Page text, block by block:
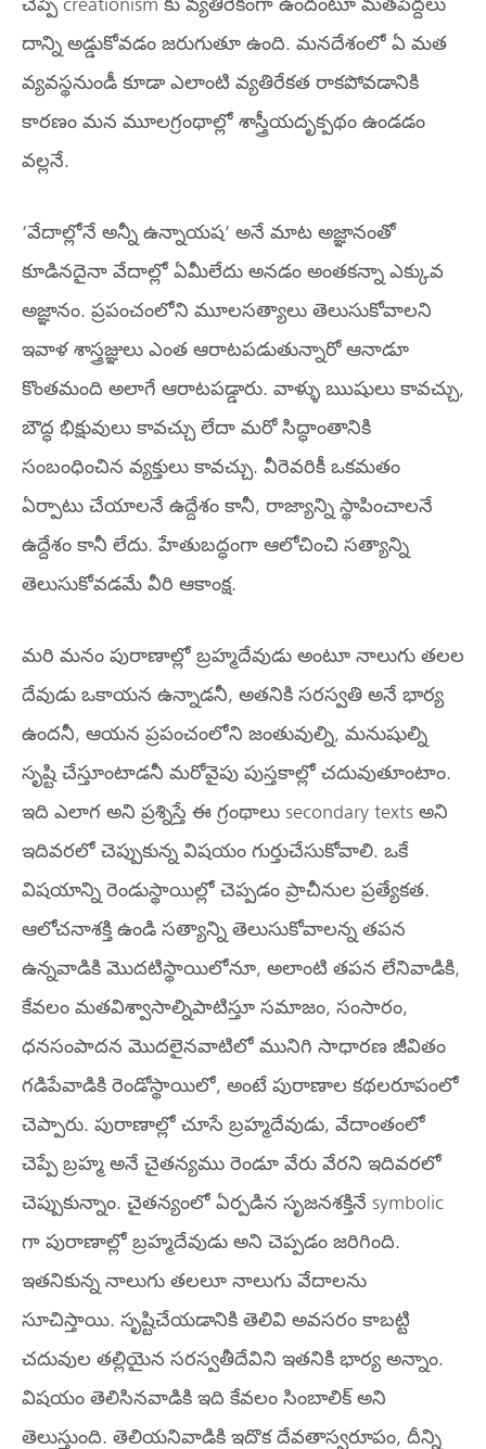
దాన్ని అడ్డుకోవడం జరుగుతూ ఉంది. మనదేశంలో ఏ మత
వ్యవస్థనుండీ కూడా ఎలాంటి వ్యతిరేకత రాకపోవడానికి
కారణం మన మూలగ్రంథాల్లో శాస్త్రీయదృక్పథం ఉండడం
వల్లనే.
‘వేదాల్లోనే అన్నీ ఉన్నాయష’ అనే మాట అజ్ఞానంతో
కూడినదైనా వేదాల్లో ఏమీలేదు అనడం అంతకన్నా ఎక్కువ
అజ్ఞానం. ప్రపంచంలోని మూలసత్యాలు తెలుసుకోవాలని
ఇవాళ శాస్త్రజ్ఞులు ఎంత ఆరాటపడుతున్నారో ఆనాడూ
కొంతమంది అలాగే ఆరాటపడ్డారు. వాళ్ళు ఋషులు కావచ్చు,
బౌద్ధ భిక్షువులు కావచ్చు లేదా మరో సిద్ధాంతానికి
సంబంధించిన వ్యక్తులు కావచ్చు. వీరెవరికీ ఒకమతం
ఏర్పాటు చేయాలనే ఉద్దేశం కానీ, రాజ్యాన్ని స్థాపించాలనే
ఉద్దేశం కానీ లేదు. హేతుబద్ధంగా ఆలోచించి సత్యాన్ని
తెలుసుకోవడమే వీరి ఆకాంక్ష.
మరి మనం పురాణాల్లో బ్రహ్మదేవుడు అంటూ నాలుగు తలల
దేవుడు ఒకాయన ఉన్నాడనీ, అతనికి సరస్వతి అనే భార్య
ఉందనీ, ఆయన ప్రపంచంలోని జంతువుల్ని, మనుషుల్ని
సృష్టి చేస్తూంటాడనీ మరోవైపు పుస్తకాల్లో చదువుతూంటాం.
ఇది ఎలాగ అని ప్రశ్నిస్తే ఈ గ్రంథాలు secondary texts అని
ఇదివరలో చెప్పుకున్న విషయం గుర్తుచేసుకోవాలి. ఒకే
విషయాన్ని రెండుస్థాయిల్లో చెప్పడం ప్రాచీనుల ప్రత్యేకత.
ఆలోచనాశక్తి ఉండి సత్యాన్ని తెలుసుకోవాలన్న తపన
ఉన్నవాడికి మొదటిస్థాయిలోనూ, అలాంటి తపన లేనివాడికి,
కేవలం మతవిశ్వాసాల్నిపాటిస్తూ సమాజం, సంసారం,
ధనసంపాదన మొదలైనవాటిలో మునిగి సాధారణ జీవితం
గడిపేవాడికి రెండోస్థాయిలో, అంటే పురాణాల కథలరూపంలో
చెప్పారు. పురాణాల్లో చూసే బ్రహ్మదేవుడు, వేదాంతంలో
చెప్పే బ్రహ్మ అనే చైతన్యము రెండూ వేరు వేరని ఇదివరలో
చెప్పుకున్నాం. చైతన్యంలో ఏర్పడిన సృజనశక్తినే symbolic
గా పురాణాల్లో బ్రహ్మదేవుడు అని చెప్పడం జరిగింది.
ఇతనికున్న నాలుగు తలలూ నాలుగు వేదాలను
సూచిస్తాయి. సృష్టిచేయడానికి తెలివి అవసరం కాబట్టి
చదువుల తల్లియైన సరస్వతీదేవిని ఇతనికి భార్య అన్నాం.
విషయం తెలిసినవాడికి ఇది కేవలం సింబాలిక్ అని
తెలుస్తుంది. తెలియనివాడికి ఇదొక దేవతాస్వరూపం, దీన్ని